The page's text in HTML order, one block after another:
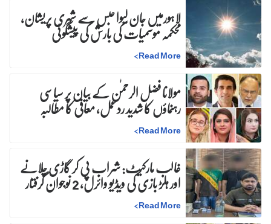
لاہورمیں جان لیوا حبس سے شہری پریشان،
محکمہ موسمیات کی بارش کی پیشگوئی
Read More
>
مولانا فضل الرحمٰن کے بیان پر سیاسی
رہنماؤں کا شدید ردعمل، معافی کا مطالبہ
Read More
>
غالب مارکیٹ: شراب پی کر گاڑی چلانے
اور ہلڑ بازی کی ویڈیو وائرل، 2 نوجوان گرفتار
Read More
>